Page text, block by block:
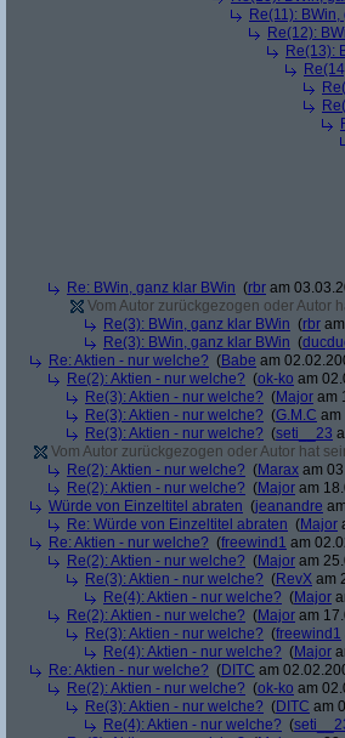
Re(11):
Re(12):
Re(13):
Re: BWin, ganz klar BWin (rbr am
Vom Autor zurückgezogen oder Autor
Re(3): BWin, ganz klar BWin (rbr
Re(3): BWin, ganz klar BWin (
Re: Aktien - nur welche? (Babe am
Re(2): Aktien - nur welche? (ok-ko am
Re(3): Aktien - nur welche? (Major am
Re(3): Aktien - nur welche? (G.M.C am
Re(3): Aktien - nur welche? (seti__23
Vom Autor zurückgezogen oder Autor hat
Re(2): Aktien - nur welche? (Marax am
Re(2): Aktien - nur welche? (Major am
Würde von Einzeltitel abraten (jeanandre
Re: Würde von Einzeltitel abraten (Major
Re: Aktien - nur welche? (freewind1 am
Re(2): Aktien - nur welche? (Major am
Re(3): Aktien - nur welche? (RevX am
Re(4): Aktien - nur welche? (Major
Re(2): Aktien - nur welche? (Major am
Re(3): Aktien - nur welche? (freewind1
Re(4): Aktien - nur welche? (Major
Re: Aktien - nur welche? (DITC am
Re(2): Aktien - nur welche? (ok-ko am
Re(3): Aktien - nur welche? (DITC am
Re(4): Aktien - nur welche? (